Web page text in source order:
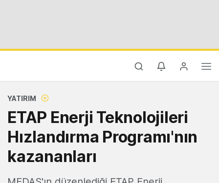
YATIRIM
ETAP Enerji Teknolojileri
Hızlandırma Programı'nın
kazananları